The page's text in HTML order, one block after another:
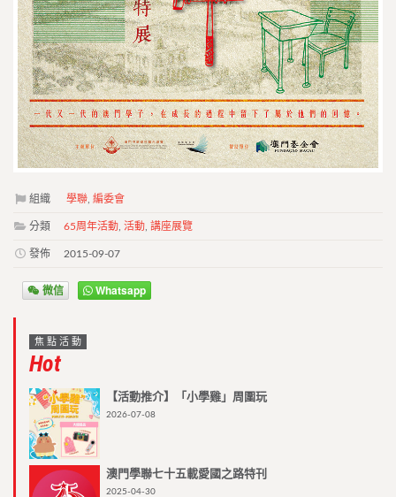
組織 學聯 編委會
分類 65周年活動 活動 講座展覽
發佈 2015-09-07
微信 Whatsapp
焦點活動
Hot
【活動推介】「小學雞」周圍玩
2026-07-08
澳門學聯七十五載愛國之路特刊
2025-04-30